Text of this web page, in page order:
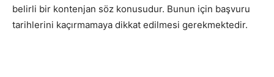
belirli bir kontenjan söz konusudur. Bunun için başvuru
tarihlerini kaçırmamaya dikkat edilmesi gerekmektedir.